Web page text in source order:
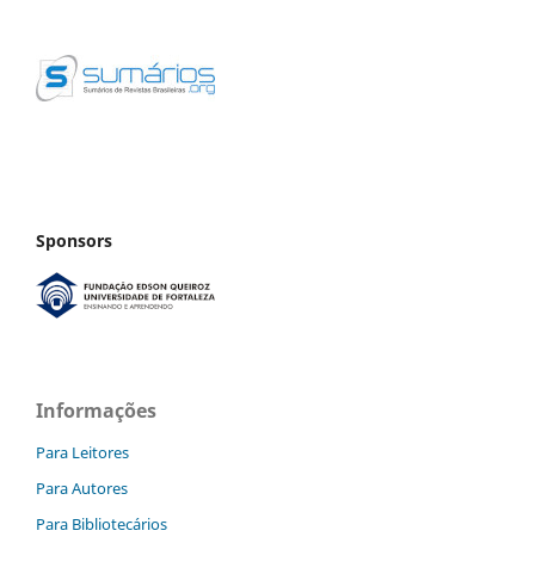
Sponsors
Informações
Para Leitores
Para Autores
Para Bibliotecários